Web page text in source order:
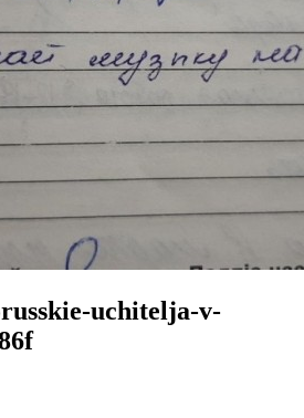
uchitelja-v-